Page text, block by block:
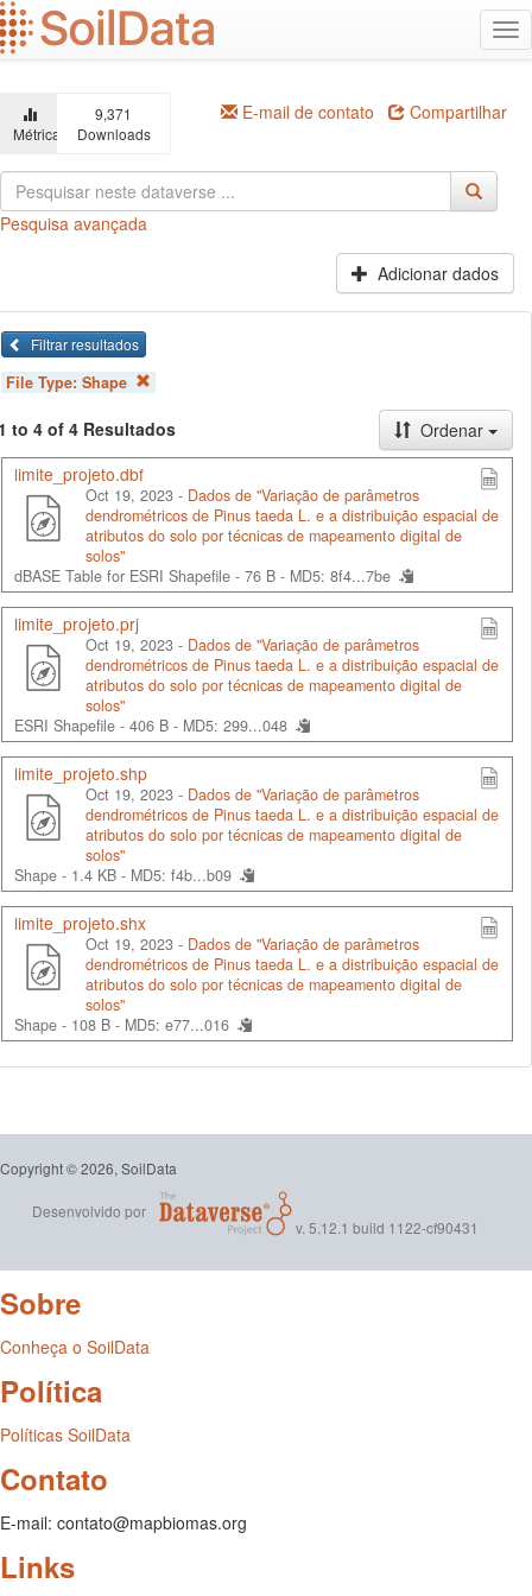
Ir
para
o
principal
Métricas
9,371
Downloads
E-mail de contato Compartilhar
Pesquisa avançada
Adicionar dados
Filtrar resultados
File Type: Shape
to 4 of 4 Resultados
Ordenar
limite_projeto.dbf
Oct 19, 2023 - Dados de "Variação de parâmetros
dendrométricos de Pinus taeda L. e a distribuição espacial de
atributos do solo por técnicas de mapeamento digital de
solos"
dBASE Table for ESRI Shapefile - 76 B - MD5: 8f4...7be
limite_projeto.prj
Oct 19, 2023 - Dados de "Variação de parâmetros
dendrométricos de Pinus taeda L. e a distribuição espacial de
atributos do solo por técnicas de mapeamento digital de
solos"
ESRI Shapefile - 406 B - MD5: 299...048
limite_projeto.shp
Oct 19, 2023 - Dados de "Variação de parâmetros
dendrométricos de Pinus taeda L. e a distribuição espacial de
atributos do solo por técnicas de mapeamento digital de
solos"
Shape - 1.4 KB - MD5: f4b...b09
limite_projeto.shx
Oct 19, 2023 - Dados de "Variação de parâmetros
dendrométricos de Pinus taeda L. e a distribuição espacial de
atributos do solo por técnicas de mapeamento digital de
solos"
Shape - 108 B - MD5: e77...016
Copyright © 2026, SoilData
Desenvolvido por
v. 5.12.1 build 1122-cf90431
Sobre
Conheça o SoilData
Política
Políticas SoilData
Contato
E-mail: contato@mapbiomas.org
Links